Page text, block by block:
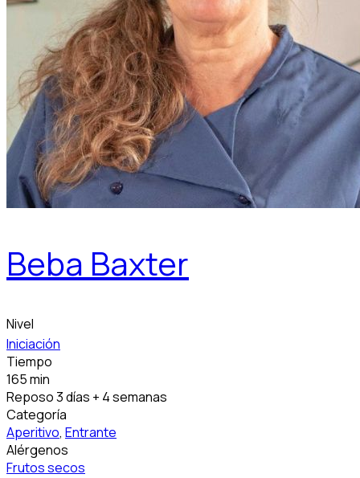
Beba Baxter
Nivel
Iniciación
Tiempo
165 min
Reposo 3 días + 4 semanas
Categoría
Aperitivo, Entrante
Alérgenos
Frutos secos